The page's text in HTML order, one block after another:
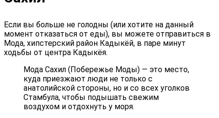
Если вы больше не голодны (или хотите на данный
момент отказаться от еды), вы можете отправиться в
Мода, хипстерский район Кадыкёй, в паре минут
ходьбы от центра Кадыкёя.
Мода Сахил (Побережье Моды) — это место,
куда приезжают люди не только с
анатолийской стороны, но и со всех уголков
Стамбула, чтобы подышать свежим
воздухом и отдохнуть у моря.